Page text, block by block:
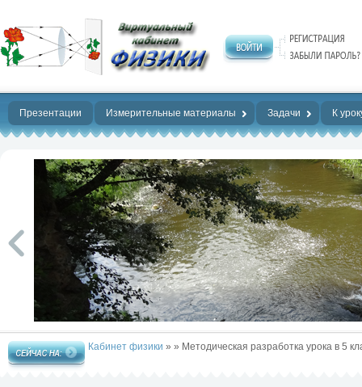
Нет предела
совершенству!
Презентации Измерительные материалы Задачи К
Кабинет физики » » Методическая разработка урока в 5